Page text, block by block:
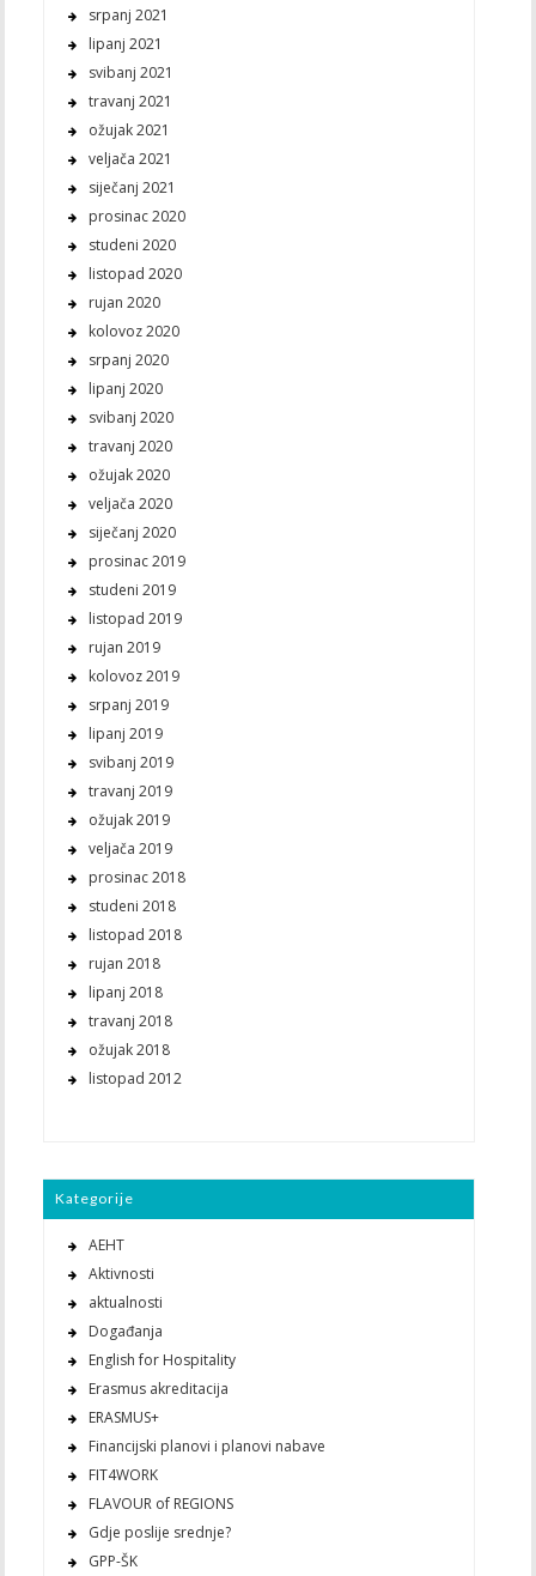
srpanj 2021
lipanj 2021
svibanj 2021
travanj 2021
ožujak 2021
veljača 2021
siječanj 2021
prosinac 2020
studeni 2020
listopad 2020
rujan 2020
kolovoz 2020
srpanj 2020
lipanj 2020
svibanj 2020
travanj 2020
ožujak 2020
veljača 2020
siječanj 2020
prosinac 2019
studeni 2019
listopad 2019
rujan 2019
kolovoz 2019
srpanj 2019
lipanj 2019
svibanj 2019
travanj 2019
ožujak 2019
veljača 2019
prosinac 2018
studeni 2018
listopad 2018
rujan 2018
lipanj 2018
travanj 2018
ožujak 2018
listopad 2012
Kategorije
AEHT
Aktivnosti
aktualnosti
Događanja
English for Hospitality
Erasmus akreditacija
ERASMUS+
Financijski planovi i planovi nabave
FIT4WORK
FLAVOUR of REGIONS
Gdje poslije srednje?
GPP-ŠK